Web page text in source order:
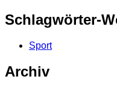
Schlagwörter-
Sport
Archiv